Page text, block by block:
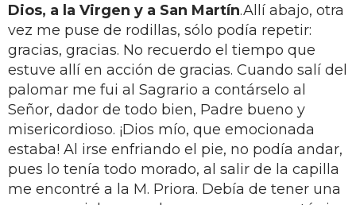
Dios, a la Virgen y a San Martín.Allí abajo, otra
vez me puse de rodillas, sólo podía repetir:
gracias, gracias. No recuerdo el tiempo que
estuve allí en acción de gracias. Cuando salí del
palomar me fui al Sagrario a contárselo al
Señor, dador de todo bien, Padre bueno y
misericordioso. ¡Dios mío, que emocionada
estaba! Al irse enfriando el pie, no podía andar,
pues lo tenía todo morado, al salir de la capilla
me encontré a la M. Priora. Debía de tener una